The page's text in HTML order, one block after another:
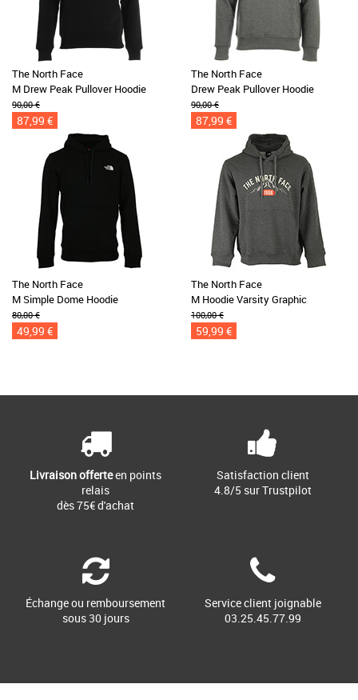
The North Face
M Drew Peak Pullover Hoodie
90,00 €
87,99 €
The North Face
Drew Peak Pullover Hoodie
90,00 €
87,99 €
The North Face
M Simple Dome Hoodie
80,00 €
49,99 €
The North Face
M Hoodie Varsity Graphic
100,00 €
59,99 €
Livraison offerteen points
relais
dès 75€ d'achat
Satisfaction client
4.8/5 sur Trustpilot
Échange ou remboursement
sous 30 jours
Service client joignable
03.25.45.77.99